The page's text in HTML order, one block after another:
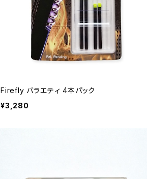
Firefly バラエティ 4本パック
¥3,280